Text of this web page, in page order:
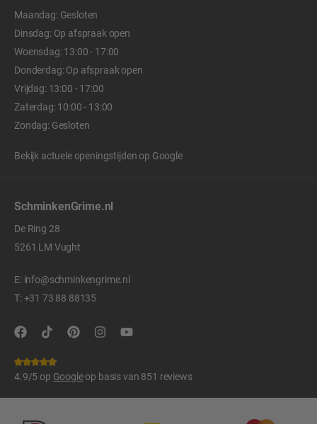
Maandag: Gesloten
Dinsdag: Op afspraak open
Woensdag: 13:00 - 17:00
Donderdag: Op afspraak open
Vrijdag: 13:00 - 17:00
Zaterdag: 10:00 - 13:00
Zondag: Gesloten
Bekijk actuele openingstijden op Google
SchminkenGrime.nl
De Ring 28
5261 LM Vught
E: info@schminkengrime.nl
T:+31 73 88 88135
4.9/5 op Googleop basis van 851 reviews